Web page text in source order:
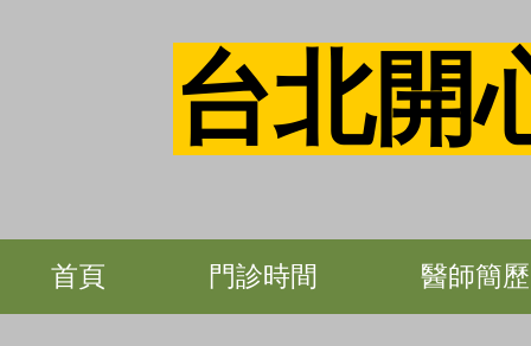
台北開
首頁 門診時間 醫師簡歷